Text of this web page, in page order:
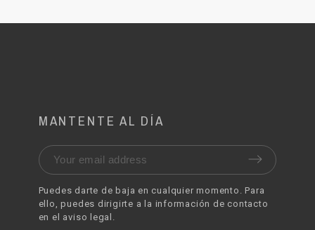
MANTENTE AL DÍA
Puedes darte de baja en cualquier momento. Para
ello, puedes dirigirte a la información de contacto
en el aviso legal.